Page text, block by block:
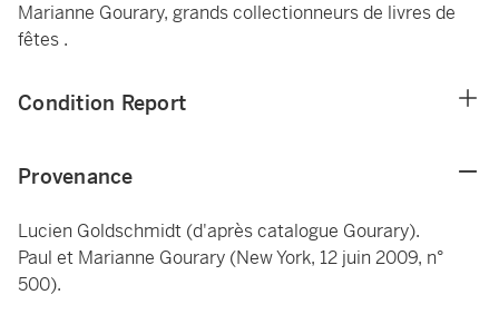
Marianne Gourary, grands collectionneurs de livres de
fêtes .
Condition Report
Provenance
Lucien Goldschmidt (d'après catalogue Gourary).
Paul et Marianne Gourary (New York, 12 juin 2009, n°
500).